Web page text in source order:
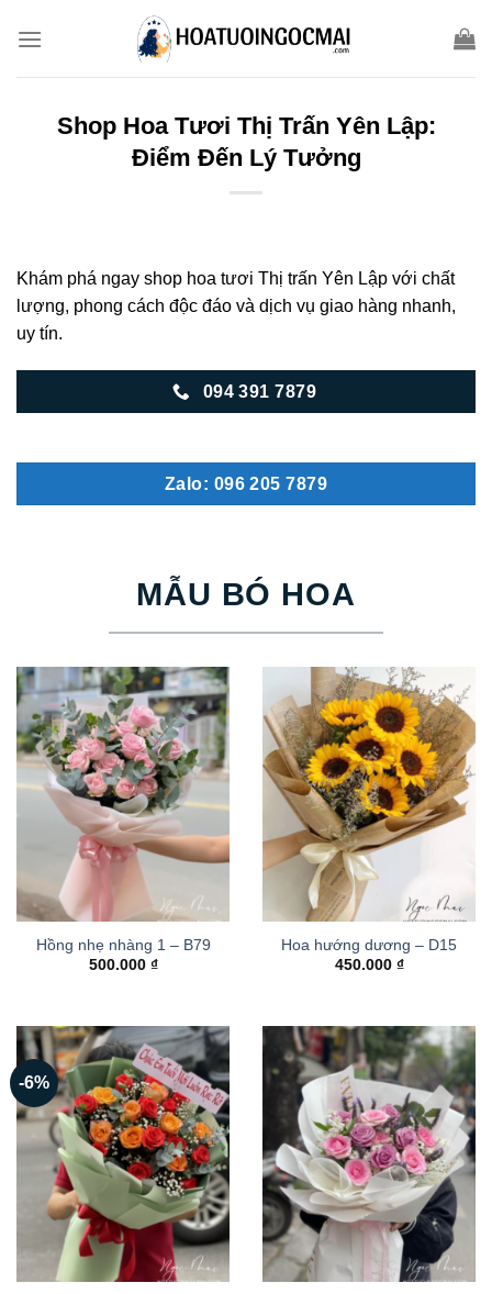
Shop Hoa Tươi Thị Trấn Yên Lập:
Điểm Đến Lý Tưởng
Khám phá ngay shop hoa tươi Thị trấn Yên Lập với chất
lượng, phong cách độc đáo và dịch vụ giao hàng nhanh,
uy tín.
094 391 7879
Zalo: 096 205 7879
MẪU BÓ HOA
Hồng nhẹ nhàng 1 – B79
500.000 ₫
Hoa hướng dương – D15
450.000 ₫
-6%